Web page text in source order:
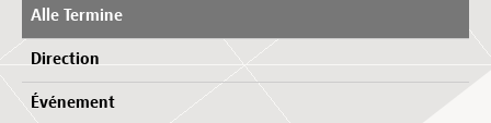
Alle Termine
Direction
Événement